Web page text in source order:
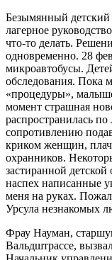
Безымянный детский
лагерное
что-то делать.
одновременно. 28
микроавтобусы.
обследования. Пока
«процедуры»,
момент страшная
распространилась
сопротивлению
криком женщин,
охранников.
застиранной
наспех написанные
меня на руках.
Урсула незнакомых
Фрау Науман,
Вальдштрассе,